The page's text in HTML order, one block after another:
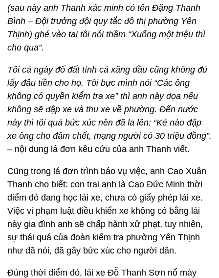
(sau này anh Thanh xác minh có tên Đặng Thanh
Bình – Đội trưởng đội quy tắc đô thị phường Yên
Thịnh) ghé vào tai tôi nói thầm “Xuống một triệu thì
cho qua”.
Tôi cả ngày đổ đất tính cả xăng dầu cũng không đủ
lấy đâu tiền cho họ. Tôi bực mình nói “Các ông
không có quyền kiểm tra xe” thì anh này dọa nếu
không sẽ đập xe và thu xe về phường. Đến nước
này thì tôi quá bức xúc nên đã la lên: “Kẻ nào đập
xe ông cho đâm chết, mạng người có 30 triệu đồng”.
– nội dung lá đơn kêu cứu của anh Thanh viết.
Cũng trong lá đơn trình báo vụ việc, anh Cao Xuân
Thanh cho biết: con trai anh là Cao Đức Minh thời
điểm đó đang học lái xe, chưa có giấy phép lái xe.
Việc vi phạm luật điều khiển xe không có bằng lái
này gia đình anh sẽ chấp hành xử phạt, tuy nhiên,
sự thái quá của đoàn kiểm tra phường Yên Thịnh
như đã nói, đã gây bức xúc cho người dân.
Đúng thời điểm đó, lái xe Đỗ Thanh Sơn nổ máy